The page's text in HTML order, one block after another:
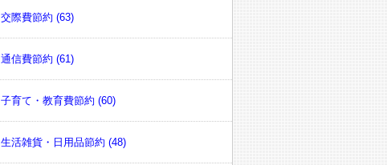
交際費節約 (63)
通信費節約 (61)
子育て・教育費節約 (60)
生活雑貨・日用品節約 (48)